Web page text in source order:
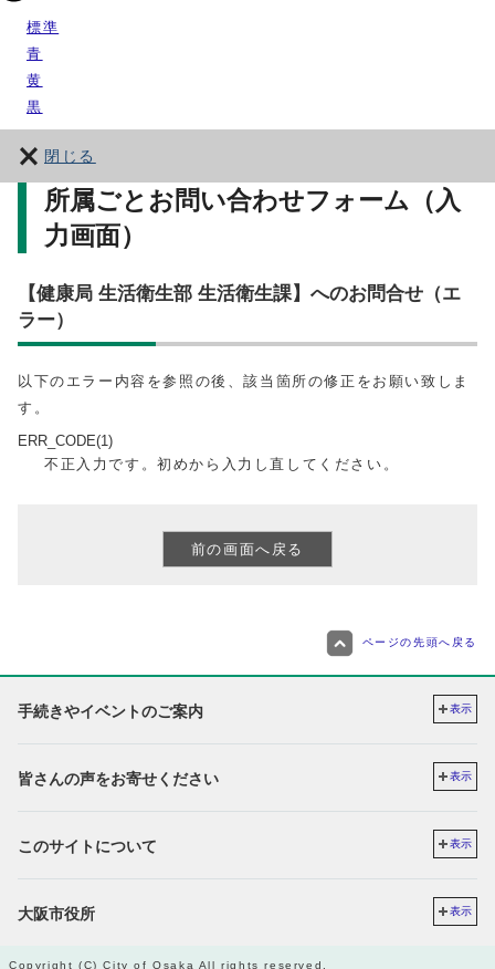
標準
青
黄
黒
閉じる
所属ごとお問い合わせフォーム（入
力画面）
【健康局 生活衛生部 生活衛生課】へのお問合せ（エ
ラー）
以下のエラー内容を参照の後、該当箇所の修正をお願い致しま
す。
ERR_CODE(1)
不正入力です。初めから入力し直してください。
ページの先頭へ戻る
手続きやイベントのご案内 表示
皆さんの声をお寄せください 表示
このサイトについて 表示
大阪市役所 表示
Copyright (C) City of Osaka All rights reserved.